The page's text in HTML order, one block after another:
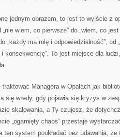
jednym obrazem, to jest to wyjście z
wiem, co pierwsze” do „wiem, co jest
„każdy ma rolę i odpowiedzialność”, od
i konsekwencję”. To jest miejsce dla
Managera w Opałach jak
się wtedy, gdy pojawia się kryzys w
skalowania, a Ty czujesz, że
„ogarnięty chaos” przestaje
ten system poukładać bez udawania, że